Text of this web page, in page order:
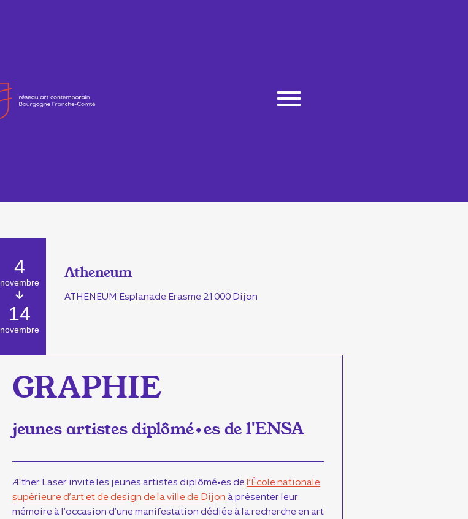
4
novembre
14
novembre
Atheneum
ATHENEUM Esplanade Erasme 21000 Dijon
GRAPHIE
jeunes artistes diplômé•es de l'ENSA
Æther Laser invite les jeunes artistes diplômé•es del’École nationale
supérieure d’art et de design de la ville de Dijonà présenter leur
mémoire à l’occasion d’une manifestation dédiée à la recherche en art